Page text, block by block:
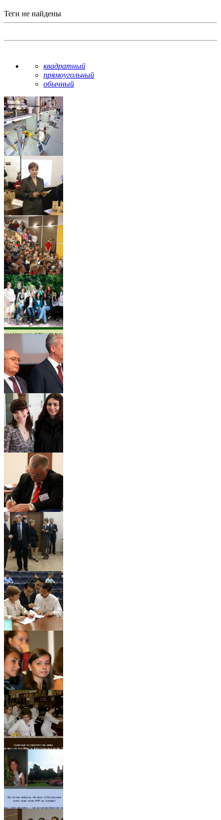
Теги не найдены
квадратный
прямоугольный
обычный